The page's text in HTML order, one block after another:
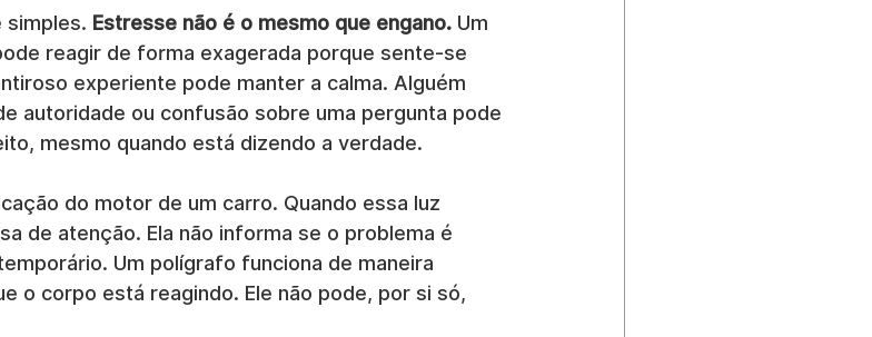
simples. Estresse não é o mesmo que engano. Um
reagir de forma exagerada porque sente-se
experiente pode manter a calma. Alguém
autoridade ou confusão sobre uma pergunta pode
mesmo quando está dizendo a verdade.
do motor de um carro. Quando essa luz
de atenção. Ela não informa se o problema é
Um polígrafo funciona de maneira
o corpo está reagindo. Ele não pode, por si só,